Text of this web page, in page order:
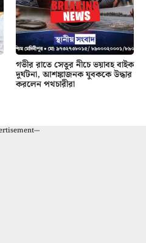
গভীর রাতে সেতুর নীচে ভয়াবহ বাইক
দুর্ঘটনা, আশঙ্কাজনক যুবককে উদ্ধার
করলেন পথচারীরা